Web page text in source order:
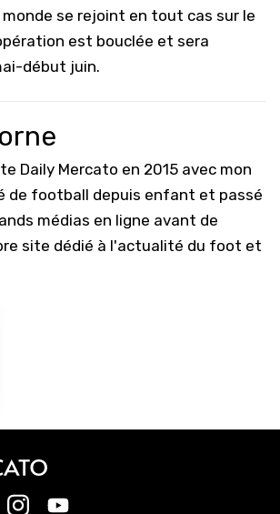
se rejoint en tout cas sur le
est bouclée et sera
début juin.
Daily Mercato en 2015 avec mon
de football depuis enfant et passé
médias en ligne avant de
site dédié à l'actualité du foot et